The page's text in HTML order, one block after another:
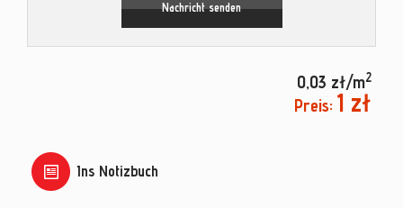
Nachricht senden
0,03 zł/m2
Preis: 1 zł
Ins Notizbuch